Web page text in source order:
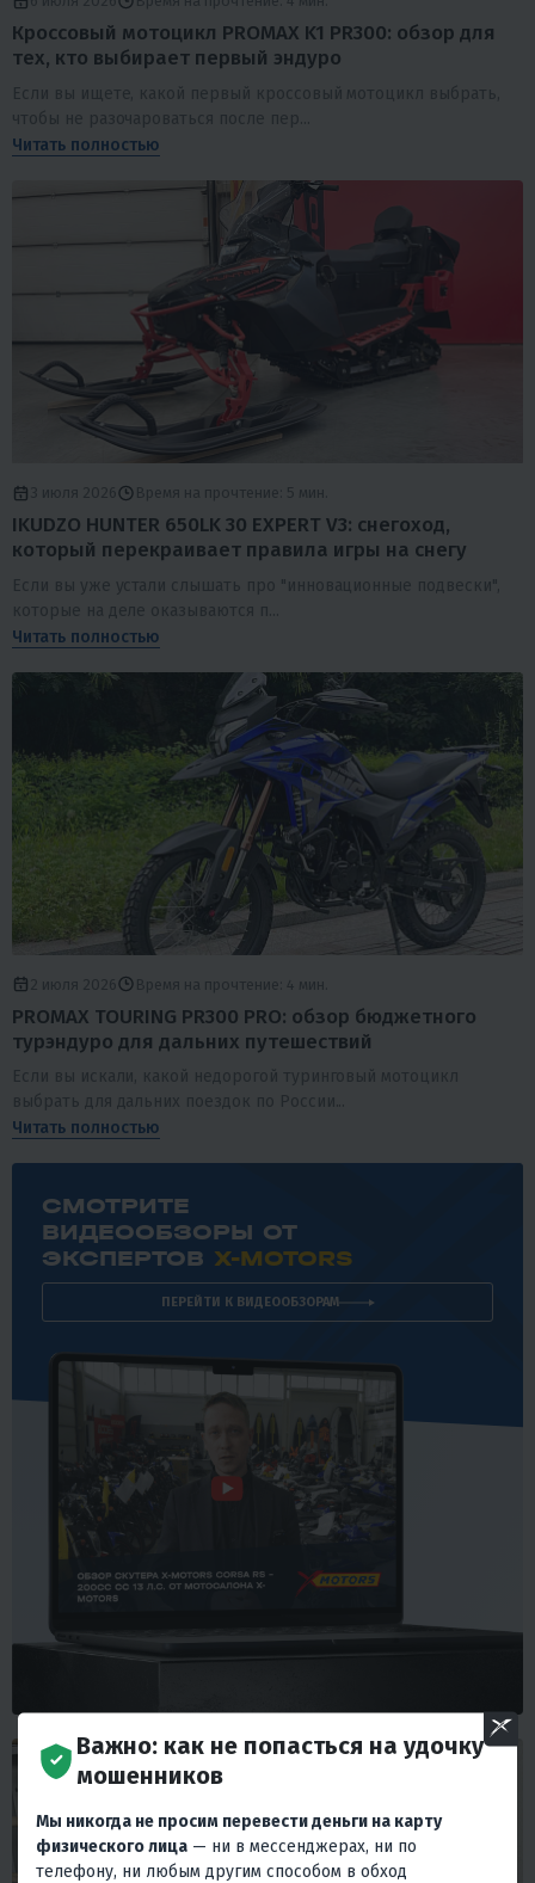
Кроссовый мотоцикл PROMAX K1 PR300: обзор для
тех, кто выбирает первый эндуро
Если вы ищете, какой первый кроссовый мотоцикл выбрать,
чтобы не разочароваться после пер...
Читать полностью
3 июля 2026 Время на прочтение: 5 мин.
IKUDZO HUNTER 650LK 30 EXPERT V3: снегоход,
который перекраивает правила игры на снегу
Если вы уже устали слышать про "инновационные подвески",
которые на деле оказываются п...
Читать полностью
2 июля 2026 Время на прочтение: 4 мин.
PROMAX TOURING PR300 PRO: обзор бюджетного
турэндуро для дальних путешествий
Если вы искали, какой недорогой туринговый мотоцикл
выбрать для дальних поездок по России...
Читать полностью
СМОТРИТЕ
ВИДЕООБЗОРЫ ОТ
ЭКСПЕРТОВ X-MOTORS
ПЕРЕЙТИ К ВИДЕООБЗОРАМ
Важно: как не попасться на удочку
мошенников
Мы никогда не просим перевести деньги на карту
физического лица — ни в мессенджерах, ни по
телефону, ни любым другим способом в обход